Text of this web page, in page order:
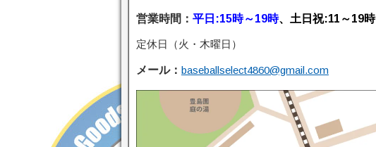
営業時間： 平日:15時～19時、 土日祝:11～19時
定休日（火・木曜日）
メール： baseballselect4860@gmail.com